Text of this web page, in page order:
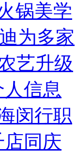
锅美学
为多家
艺升级
信息
闵行职
店同庆